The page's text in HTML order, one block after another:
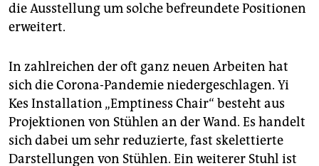
die Ausstellung um solche befreundete Positionen
erweitert.
In zahlreichen der oft ganz neuen Arbeiten hat
sich die Corona-Pandemie niedergeschlagen. Yi
Kes Installation „Emptiness Chair“ besteht aus
Projektionen von Stühlen an der Wand. Es handelt
sich dabei um sehr reduzierte, fast skelettierte
Darstellungen von Stühlen. Ein weiterer Stuhl ist